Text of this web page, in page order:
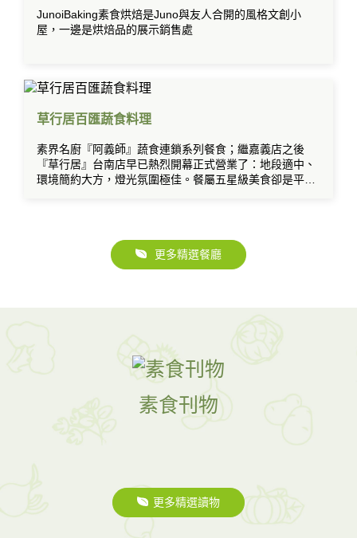
JunoiBaking素食烘焙是Juno與友人合開的風格文創小
屋，一邊是烘焙品的展示銷售處
草行居百匯蔬食料理
素界名廚『阿義師』蔬食連鎖系列餐食；繼嘉義店之後
『草行居』台南店早已熱烈開幕正式營業了：地段適中、
環境簡約大方，燈光氛圍極佳。餐屬五星級美食卻是平價
更多精選餐廳
素食刊物
更多精選讀物